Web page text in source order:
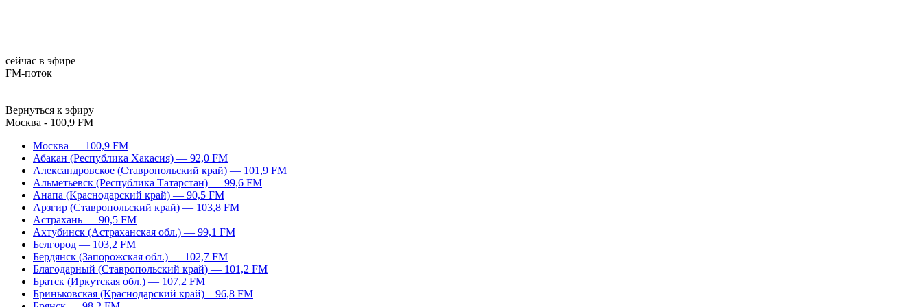
сейчас в эфире
FM-поток
Вернуться к эфиру
Москва - 100,9 FM
Москва — 100,9 FM
Абакан (Республика Хакасия) — 92,0 FM
Александровское (Ставропольский край) — 101,9 FM
Альметьевск (Республика Татарстан) — 99,6 FM
Анапа (Краснодарский край) — 90,5 FM
Арзгир (Ставропольский край) — 103,8 FM
Астрахань — 90,5 FM
Ахтубинск (Астраханская обл.) — 99,1 FM
Белгород — 103,2 FM
Бердянск (Запорожская обл.) — 102,7 FM
Благодарный (Ставропольский край) — 101,2 FM
Братск (Иркутская обл.) — 107,2 FM
Бриньковская (Краснодарский край) – 96,8 FM